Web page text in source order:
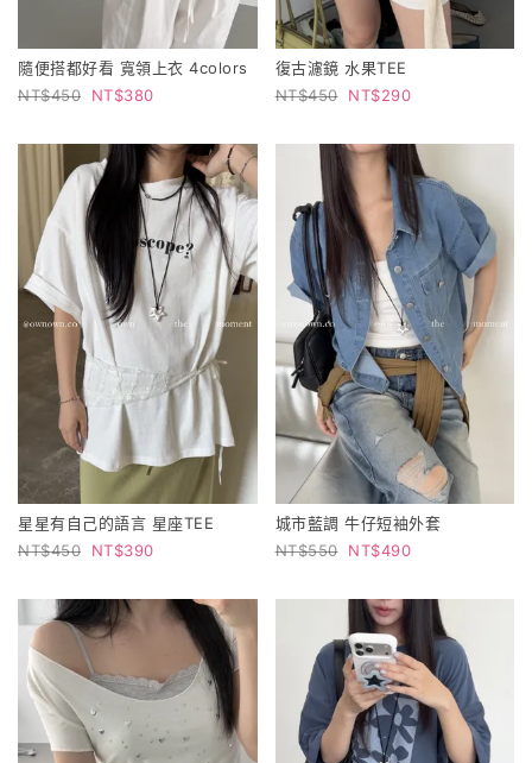
隨便搭都好看 寬領上衣 4colors
450
380
復古濾鏡 水果TEE
450
290
星星有自己的語言 星座TEE
450
390
城市藍調 牛仔短袖外套
550
490